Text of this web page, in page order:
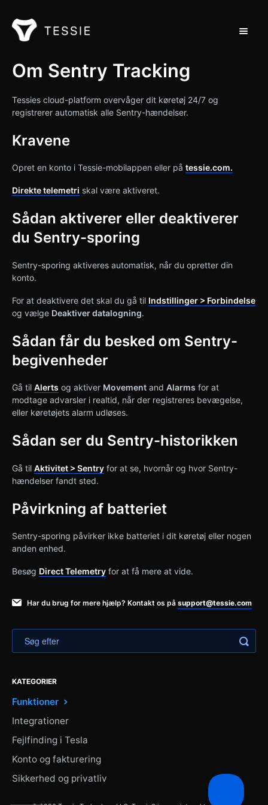
Toggle
Støtte til hjemmet
Kontakt
Om Sentry Tracking
Tessies cloud-platform overvåger dit køretøj 24/7 og
registrerer automatisk alle Sentry-hændelser.
Kravene
Opret en konto i Tessie-mobilappen eller på tessie.com.
Direkte telemetri skal være aktiveret.
Sådan aktiverer eller deaktiverer
du Sentry-sporing
Sentry-sporing aktiveres automatisk, når du opretter din
konto.
For at deaktivere det skal du gå til Indstillinger > Forbindelse
og vælge Deaktiver datalogning.
Sådan får du besked om Sentry-
begivenheder
Gå til Alerts og aktiver Movement and Alarms for at
modtage advarsler i realtid, når der registreres bevægelse,
eller køretøjets alarm udløses.
Sådan ser du Sentry-historikken
Gå til Aktivitet > Sentry for at se, hvornår og hvor Sentry-
hændelser fandt sted.
Påvirkning af batteriet
Sentry-sporing påvirker ikke batteriet i dit køretøj eller nogen
anden enhed.
Besøg Direct Telemetry for at få mere at vide.
Har du brug for mere hjælp? Kontakt os på support@tessie.com
KATEGORIER
Funktioner
Integrationer
Fejlfinding i Tesla
Konto og fakturering
Sikkerhed og privatliv